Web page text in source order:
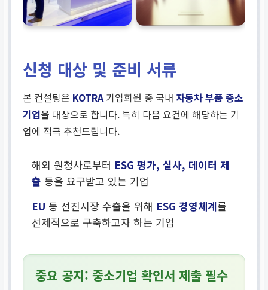
신청 대상 및 준비 서류
본 컨설팅은 KOTRA 기업회원 중 국내 자동차 부품 중소
기업을 대상으로 합니다. 특히 다음 요건에 해당하는 기
업에 적극 추천드립니다.
해외 원청사로부터 ESG 평가, 실사, 데이터 제
출 등을 요구받고 있는 기업
EU 등 선진시장 수출을 위해 ESG 경영체계를
선제적으로 구축하고자 하는 기업
중요 공지: 중소기업 확인서 제출 필수